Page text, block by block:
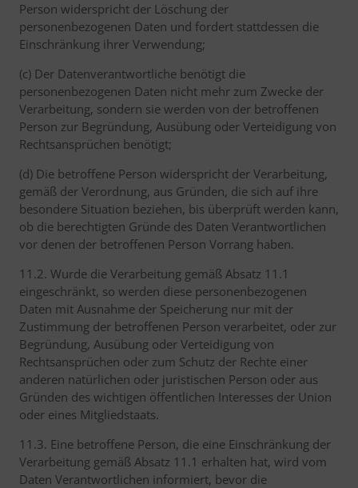
Person widerspricht der Löschung der
personenbezogenen Daten und fordert stattdessen die
Einschränkung ihrer Verwendung;
(c) Der Datenverantwortliche benötigt die
personenbezogenen Daten nicht mehr zum Zwecke der
Verarbeitung, sondern sie werden von der betroffenen
Person zur Begründung, Ausübung oder Verteidigung von
Rechtsansprüchen benötigt;
(d) Die betroffene Person widerspricht der Verarbeitung,
gemäß der Verordnung, aus Gründen, die sich auf ihre
besondere Situation beziehen, bis überprüft werden kann,
ob die berechtigten Gründe des Daten Verantwortlichen
vor denen der betroffenen Person Vorrang haben.
11.2. Wurde die Verarbeitung gemäß Absatz 11.1
eingeschränkt, so werden diese personenbezogenen
Daten mit Ausnahme der Speicherung nur mit der
Zustimmung der betroffenen Person verarbeitet, oder zur
Begründung, Ausübung oder Verteidigung von
Rechtsansprüchen oder zum Schutz der Rechte einer
anderen natürlichen oder juristischen Person oder aus
Gründen des wichtigen öffentlichen Interesses der Union
oder eines Mitgliedstaats.
11.3. Eine betroffene Person, die eine Einschränkung der
Verarbeitung gemäß Absatz 11.1 erhalten hat, wird vom
Daten Verantwortlichen informiert, bevor die